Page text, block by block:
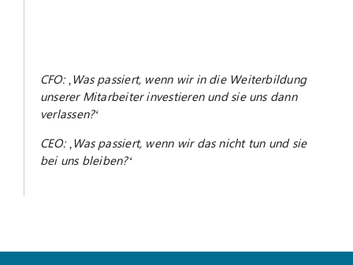
CFO: ‚Was passiert, wenn wir in die Weiterbildung
unserer Mitarbeiter investieren und sie uns dann
verlassen?‘
CEO: ‚Was passiert, wenn wir das nicht tun und sie
bei uns bleiben?‘